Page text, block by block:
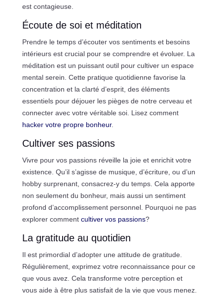
est contagieuse.
Écoute de soi et méditation
Prendre le temps d’écouter vos sentiments et besoins
intérieurs est crucial pour se comprendre et évoluer. La
méditation est un puissant outil pour cultiver un espace
mental serein. Cette pratique quotidienne favorise la
concentration et la clarté d’esprit, des éléments
essentiels pour déjouer les pièges de notre cerveau et
connecter avec votre véritable soi. Lisez comment
hacker votre propre bonheur.
Cultiver ses passions
Vivre pour vos passions réveille la joie et enrichit votre
existence. Qu’il s’agisse de musique, d’écriture, ou d’un
hobby surprenant, consacrez-y du temps. Cela apporte
non seulement du bonheur, mais aussi un sentiment
profond d’accomplissement personnel. Pourquoi ne pas
explorer comment cultiver vos passions?
La gratitude au quotidien
Il est primordial d’adopter une attitude de gratitude.
Régulièrement, exprimez votre reconnaissance pour ce
que vous avez. Cela transforme votre perception et
vous aide à être plus satisfait de la vie que vous menez.